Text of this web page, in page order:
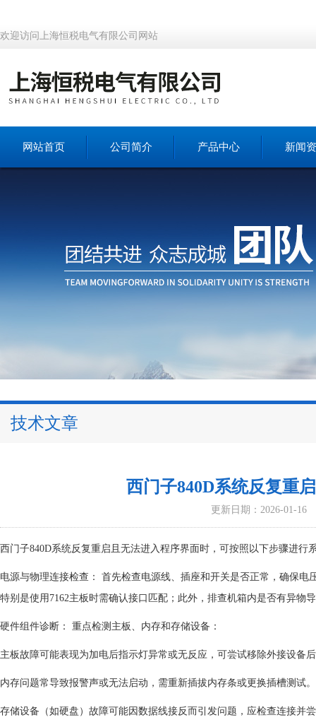
欢迎访问上海恒税电气有限公司网站
网站首页 公司简介 产品中心 新闻
技术文章
西门子840D系统反复重
更新日期：2026-01-16
西门子840D系统反复重启且无法进入程序界面时，可按照以下步骤进
电源与物理连接检查：‌ 首先检查电源线、插座和开关是否正常，确保
特别是使用7162主板时需确认接口匹配；此外，排查机箱内是否有异物
‌硬件组件诊断：‌ 重点检测主板、内存和存储设备：
主板故障可能表现为加电后指示灯异常或无反应，可尝试移除外接设备
内存问题常导致报警声或无法启动，需重新插拔内存条或更换插槽测试。
存储设备（如硬盘）故障可能因数据线接反而引发问题，应检查连接并